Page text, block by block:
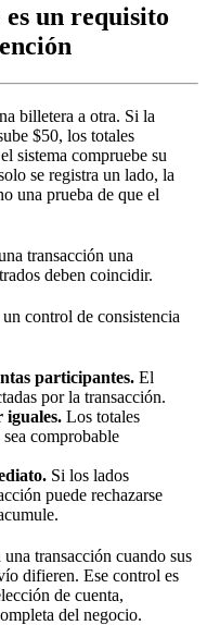
un requisito
billetera a otra. Si la
$50, los totales
sistema compruebe su
se registra un lado, la
una prueba de que el
transacción una
deben coincidir.
control de consistencia
participantes. El
por la transacción.
iguales. Los totales
comprobable
Si los lados
puede rechazarse
transacción cuando sus
difieren. Ese control es
de cuenta,
del negocio.